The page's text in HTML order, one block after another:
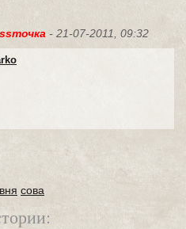
- 21-07-2011, 09:32
сова